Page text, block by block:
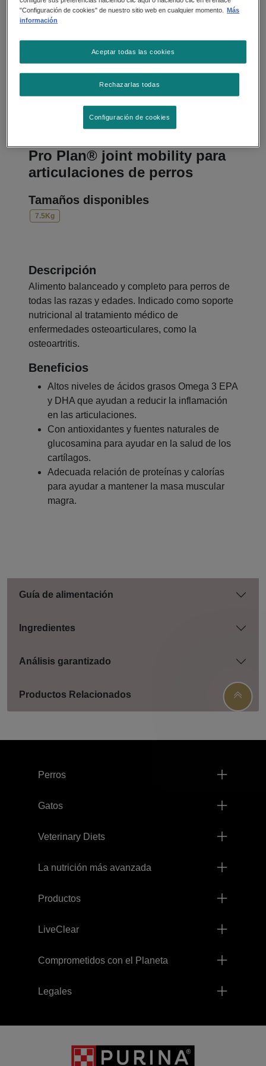
Pro Plan® joint mobility para
articulaciones de perros
Tamaños disponibles
7.5Kg
Descripción
Alimento balanceado y completo para perros de
todas las razas y edades. Indicado como soporte
nutricional al tratamiento médico de
enfermedades osteoarticulares, como la
osteoartritis.
Beneficios
Altos niveles de ácidos grasos Omega 3 EPA
y DHA que ayudan a reducir la inflamación
en las articulaciones.
Con antioxidantes y fuentes naturales de
glucosamina para ayudar en la salud de los
cartílagos.
Adecuada relación de proteínas y calorías
para ayudar a mantener la masa muscular
magra.
Guía de alimentación
Ingredientes
Análisis garantizado
Productos Relacionados
Perros
Gatos
Veterinary Diets
La nutrición más avanzada
Productos
LiveClear
Comprometidos con el Planeta
Legales
"Configuración de cookies" de nuestro sitio web en cualquier momento.
Más
información
Rechazarlas todas
Aceptar todas las cookies
Configuración de cookies